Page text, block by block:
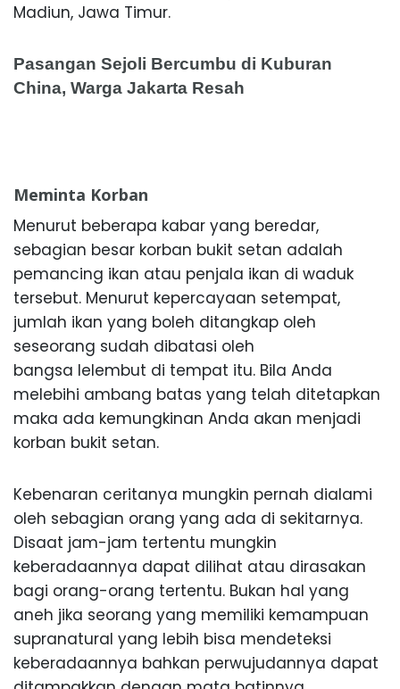
Madiun, Jawa Timur.
Pasangan Sejoli Bercumbu di Kuburan
China, Warga Jakarta Resah
Meminta Korban
Menurut beberapa kabar yang beredar,
sebagian besar korban bukit setan adalah
pemancing ikan atau penjala ikan di waduk
tersebut. Menurut kepercayaan setempat,
jumlah ikan yang boleh ditangkap oleh
seseorang sudah dibatasi oleh
bangsa lelembut di tempat itu. Bila Anda
melebihi ambang batas yang telah ditetapkan
maka ada kemungkinan Anda akan menjadi
korban bukit setan.
Kebenaran ceritanya mungkin pernah dialami
oleh sebagian orang yang ada di sekitarnya.
Disaat jam-jam tertentu mungkin
keberadaannya dapat dilihat atau dirasakan
bagi orang-orang tertentu. Bukan hal yang
aneh jika seorang yang memiliki kemampuan
supranatural yang lebih bisa mendeteksi
keberadaannya bahkan perwujudannya dapat